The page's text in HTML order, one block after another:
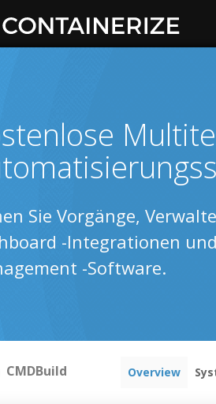
Sie Vorgänge,
-Integrationen
-Software.
CMDBuild Overview